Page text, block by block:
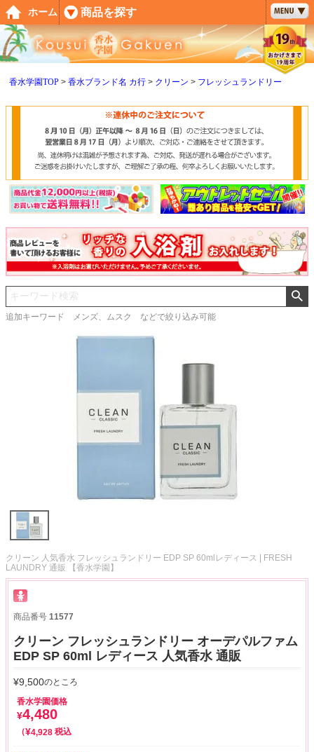
香水学園TOP 香水ブランド名 カ行 クリーン フレッシュランドリー
追加キーワード メンズ、ムスク などで絞り込み可能
クリーン 人気香水 フレッシュランドリー EDP SP 60mlレディース | FRESH
LAUNDRY 通販 【香水学園】
商品番号 11577
クリーン フレッシュランドリー オーデパルファム
EDP SP 60ml レディース 人気香水 通販
¥9,500のところ
香水学園価格
¥4,480
¥4,928 税込
ペー
ジト
ップ
へ
ホーム 商品を探す